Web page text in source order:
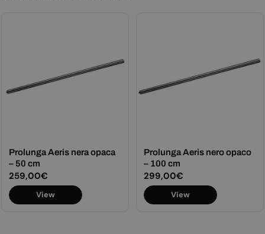
Prolunga Aeris nera opaca
– 50 cm
Prezzo
normale
259,00€
View
Prolunga Aeris nero opaco
– 100 cm
Prezzo
normale
299,00€
View